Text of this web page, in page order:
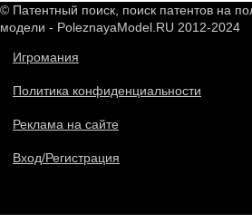
© Патентный поиск, поиск патентов на
модели - PoleznayaModel.RU 2012-2024
Игромания
Политика конфиденциальности
Реклама на сайте
Вход/Регистрация